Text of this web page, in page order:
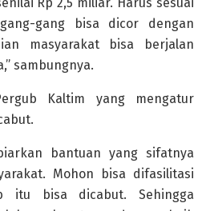
gang bisa dicor dengan
masyarakat bisa berjalan
sambungnya.
Kaltim yang mengatur
bantuan yang sifatnya
Mohon bisa difasilitasi
itu bisa dicabut. Sehingga